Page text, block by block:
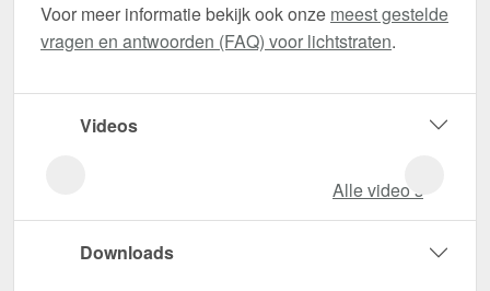
Voor meer informatie bekijk ook onze meest gestelde
vragen en antwoorden (FAQ) voor lichtstraten.
Videos
Alle video‘s
Downloads